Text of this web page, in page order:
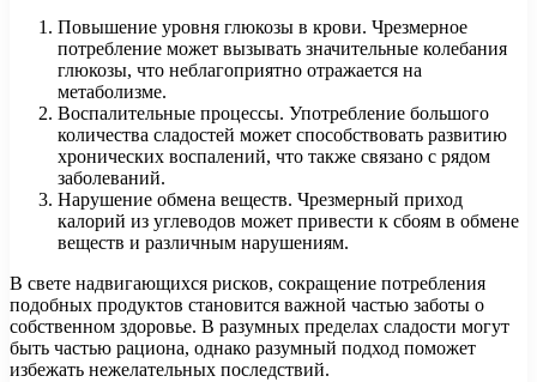
Повышение уровня глюкозы в крови. Чрезмерное
потребление может вызывать значительные колебания
глюкозы, что неблагоприятно отражается на
метаболизме.
Воспалительные процессы. Употребление большого
количества сладостей может способствовать развитию
хронических воспалений, что также связано с рядом
заболеваний.
Нарушение обмена веществ. Чрезмерный приход
калорий из углеводов может привести к сбоям в обмене
веществ и различным нарушениям.
В свете надвигающихся рисков, сокращение потребления
подобных продуктов становится важной частью заботы о
собственном здоровье. В разумных пределах сладости могут
быть частью рациона, однако разумный подход поможет
избежать нежелательных последствий.